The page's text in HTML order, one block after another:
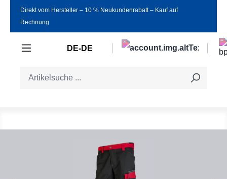
Zum Hauptinhalt springen
Direkt vom Hersteller ‒ 10 % Neukundenrabatt ‒ Kauf auf
Rechnung
DE-DE